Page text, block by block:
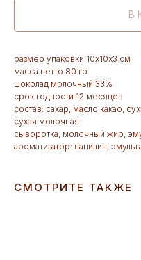
В
размер упаковки 10х10х3 см
масса нетто 80 гр
шоколад молочный 33%
срок годности 12 месяцев
состав: сахар, масло какао,
сухая молочная
сыворотка, молочный жир,
ароматизатор: ванилин,
СМОТРИТЕ ТАКЖЕ